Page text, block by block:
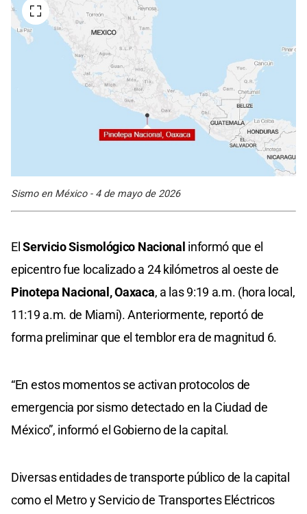
Sismo en México - 4 de mayo de 2026
ElServicio Sismológico Nacional informó que el
epicentro fue localizado a 24 kilómetros al oeste de
Pinotepa Nacional, Oaxaca, a las 9:19 a.m. (hora local,
11:19 a.m. de Miami). Anteriormente, reportó de
forma preliminar que el temblor era de magnitud 6.
“En estos momentos se activan protocolos de
emergencia por sismo detectado en la Ciudad de
México”, informó el Gobierno de la capital.
Diversas entidades de transporte público de la capital
como el Metro y Servicio de Transportes Eléctricos